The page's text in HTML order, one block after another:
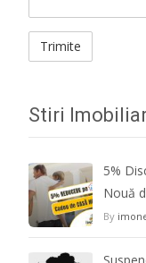
Stiri
5%
Nouă
By